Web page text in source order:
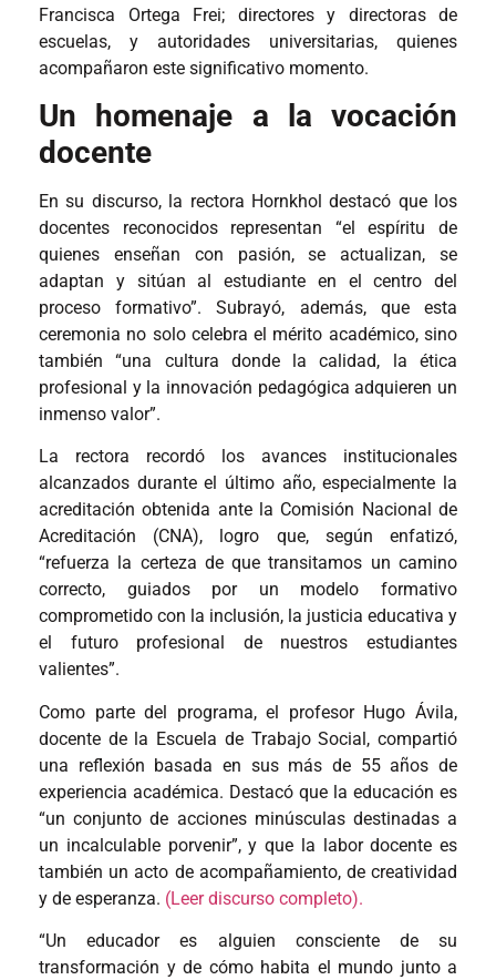
Francisca Ortega Frei; directores y directoras de
escuelas, y autoridades universitarias, quienes
acompañaron este significativo momento.
Un homenaje a la vocación
docente
En su discurso, la rectora Hornkhol destacó que los
docentes reconocidos representan “el espíritu de
quienes enseñan con pasión, se actualizan, se
adaptan y sitúan al estudiante en el centro del
proceso formativo”. Subrayó, además, que esta
ceremonia no solo celebra el mérito académico, sino
también “una cultura donde la calidad, la ética
profesional y la innovación pedagógica adquieren un
inmenso valor”.
La rectora recordó los avances institucionales
alcanzados durante el último año, especialmente la
acreditación obtenida ante la Comisión Nacional de
Acreditación (CNA), logro que, según enfatizó,
“refuerza la certeza de que transitamos un camino
correcto, guiados por un modelo formativo
comprometido con la inclusión, la justicia educativa y
el futuro profesional de nuestros estudiantes
valientes”.
Como parte del programa, el profesor Hugo Ávila,
docente de la Escuela de Trabajo Social, compartió
una reflexión basada en sus más de 55 años de
experiencia académica. Destacó que la educación es
“un conjunto de acciones minúsculas destinadas a
un incalculable porvenir”, y que la labor docente es
también un acto de acompañamiento, de creatividad
y de esperanza. (Leer discurso completo).
“Un educador es alguien consciente de su
transformación y de cómo habita el mundo junto a